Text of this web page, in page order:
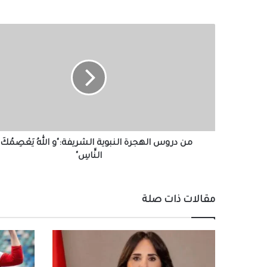
النَّاسِ"
من دروس الهجرة النبوية الشريفة:"و اللهُ
النَّاسِ"
مقالات ذات صلة